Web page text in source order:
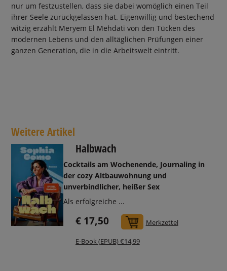
nur um festzustellen, dass sie dabei womöglich einen Teil
ihrer Seele zurückgelassen hat. Eigenwillig und bestechend
witzig erzählt Meryem El Mehdati von den Tücken des
modernen Lebens und den alltäglichen Prüfungen einer
ganzen Generation, die in die Arbeitswelt eintritt.
Weitere Artikel
Halbwach
Cocktails am Wochenende, Journaling in
der cozy Altbauwohnung und
unverbindlicher, heißer Sex
Als erfolgreiche ...
€ 17,50 In den Warenkorb
Merkzettel
E-Book (EPUB) €14,99